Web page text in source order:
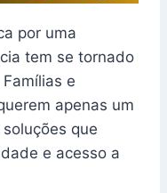
por uma
tem se tornado
e
apenas um
que
e acesso a